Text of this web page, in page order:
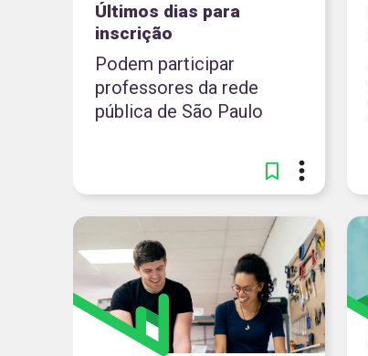
Últimos dias para
inscrição
Podem participar
professores da rede
pública de São Paulo